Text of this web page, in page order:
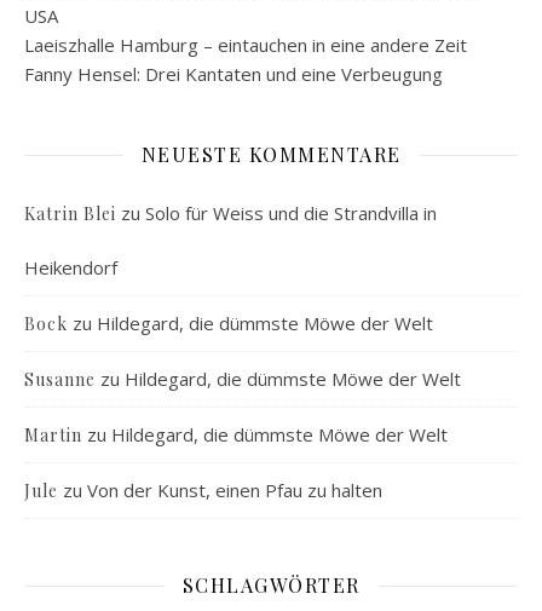
USA
Laeiszhalle Hamburg – eintauchen in eine andere Zeit
Fanny Hensel: Drei Kantaten und eine Verbeugung
NEUESTE KOMMENTARE
Katrin Blei zu Solo für Weiss und die Strandvilla in
Heikendorf
Bock zu Hildegard, die dümmste Möwe der Welt
Susanne zu Hildegard, die dümmste Möwe der Welt
Martin zu Hildegard, die dümmste Möwe der Welt
Jule zu Von der Kunst, einen Pfau zu halten
SCHLAGWÖRTER